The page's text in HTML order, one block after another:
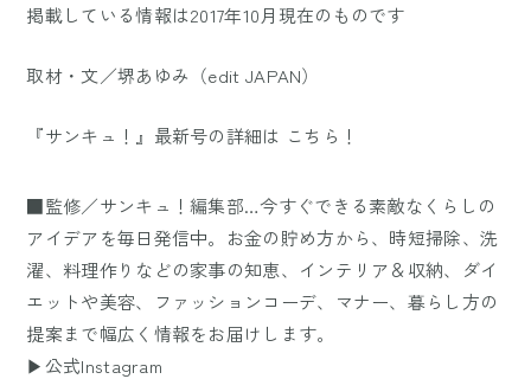
掲載している情報は2017年10月現在のものです
取材・文／堺あゆみ（edit JAPAN）
『サンキュ！』最新号の詳細は こちら！
■監修／サンキュ！編集部…今すぐできる素敵なくらしの
アイデアを毎日発信中。お金の貯め方から、時短掃除、洗
濯、料理作りなどの家事の知恵、インテリア＆収納、ダイ
エットや美容、ファッションコーデ、マナー、暮らし方の
提案まで幅広く情報をお届けします。
▶公式Instagram